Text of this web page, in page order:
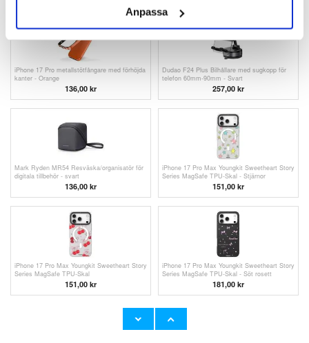
Anpassa
iPhone 17 Pro metallstötfångare med förhöjda
kanter - Orange
136,00 kr
Dudao F24 Plus Bilhållare med sugkopp för
telefon 60mm-90mm - Svart
257,00 kr
Mark Ryden MR54 Resväska/organisatör för
digitala tillbehör - svart
136,00 kr
iPhone 17 Pro Max Youngkit Sweetheart Story
Series MagSafe TPU-Skal - Stjärnor
151,00 kr
iPhone 17 Pro Max Youngkit Sweetheart Story
Series MagSafe TPU-Skal
151,00 kr
iPhone 17 Pro Max Youngkit Sweetheart Story
Series MagSafe TPU-Skal - Söt rosett
181,00 kr